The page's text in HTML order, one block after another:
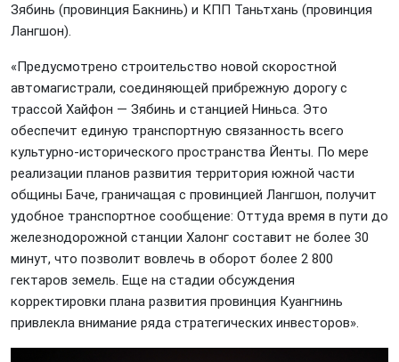
Зябинь (провинция Бакнинь) и КПП Таньтхань (провинция
Лангшон).
«Предусмотрено строительство новой скоростной
автомагистрали, соединяющей прибрежную дорогу с
трассой Хайфон — Зябинь и станцией Ниньса. Это
обеспечит единую транспортную связанность всего
культурно-исторического пространства Йенты. По мере
реализации планов развития территория южной части
общины Баче, граничащая с провинцией Лангшон, получит
удобное транспортное сообщение: Оттуда время в пути до
железнодорожной станции Халонг составит не более 30
минут, что позволит вовлечь в оборот более 2 800
гектаров земель. Еще на стадии обсуждения
корректировки плана развития провинция Куангнинь
привлекла внимание ряда стратегических инвесторов».